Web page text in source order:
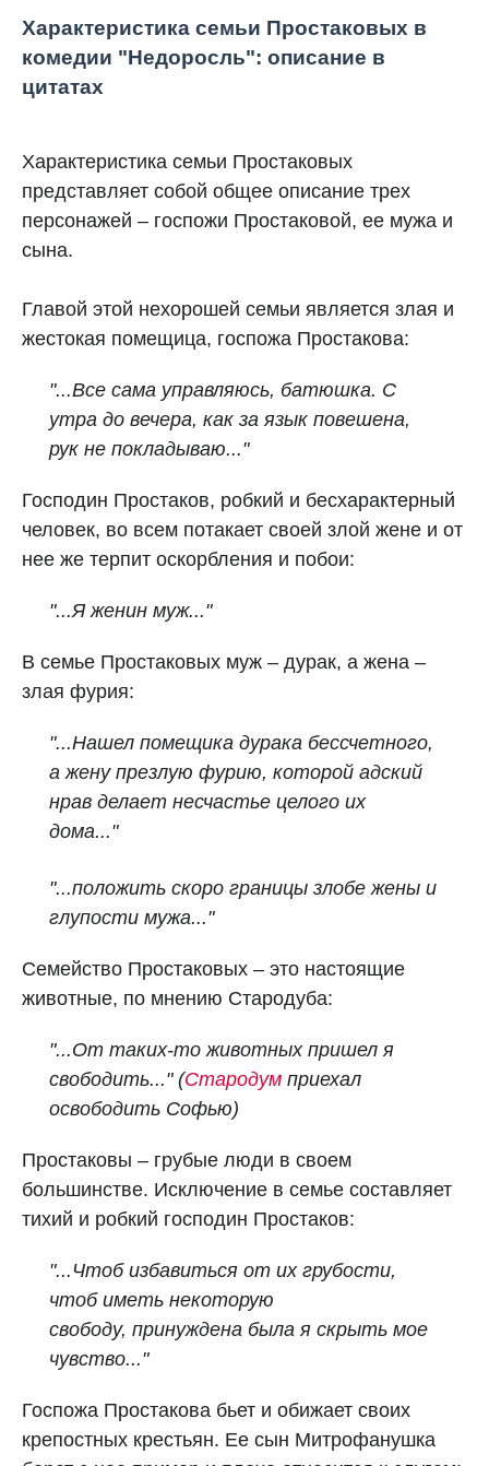
Характеристика семьи Простаковых в
комедии "Недоросль": описание в
цитатах
Характеристика семьи Простаковых
представляет собой общее описание трех
персонажей – госпожи Простаковой, ее мужа и
сына.
Главой этой нехорошей семьи является злая и
жестокая помещица, госпожа Простакова:
"...Все сама управляюсь, батюшка. С
утра до вечера, как за язык повешена,
рук не покладываю..."
Господин Простаков, робкий и бесхарактерный
человек, во всем потакает своей злой жене и от
нее же терпит оскорбления и побои:
"...Я женин муж..."
В семье Простаковых муж – дурак, а жена –
злая фурия:
"...Нашел помещика дурака бессчетного,
а жену презлую фурию, которой адский
нрав делает несчастье целого их
дома..."
"...положить скоро границы злобе жены и
глупости мужа..."
Семейство Простаковых – это настоящие
животные, по мнению Стародуба:
"...От таких-то животных пришел я
свободить..." (Стародум приехал
освободить Софью)
Простаковы – грубые люди в своем
большинстве. Исключение в семье составляет
тихий и робкий господин Простаков:
"...Чтоб избавиться от их грубости,
чтоб иметь некоторую
свободу, принуждена была я скрыть мое
чувство..."
Госпожа Простакова бьет и обижает своих
крепостных крестьян. Ее сын Митрофанушка